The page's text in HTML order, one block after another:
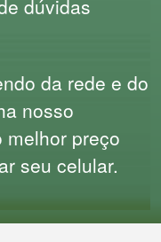
dúvidas
da rede e do
nosso
melhor preço
seu celular.